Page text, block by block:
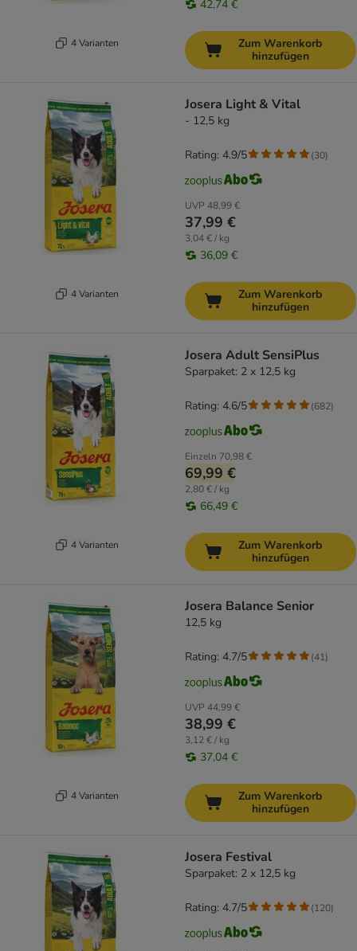
4 Varianten
42,74 €
Zum Warenkorb
hinzufügen
4 Varianten
Josera Light & Vital
- 12,5 kg
UVP 48,99 €
37,99 €
3,04 € / kg
36,09 €
Rating: 4.9/5 (30)
Zum Warenkorb
hinzufügen
4 Varianten
Josera Adult SensiPlus
Sparpaket: 2 x 12,5 kg
Einzeln 70,98 €
69,99 €
2,80 € / kg
66,49 €
Rating: 4.6/5 (682)
Zum Warenkorb
hinzufügen
4 Varianten
Josera Balance Senior
12,5 kg
UVP 44,99 €
38,99 €
3,12 € / kg
37,04 €
Rating: 4.7/5 (41)
Zum Warenkorb
hinzufügen
Josera Festival
Sparpaket: 2 x 12,5 kg
Rating: 4.7/5 (120)